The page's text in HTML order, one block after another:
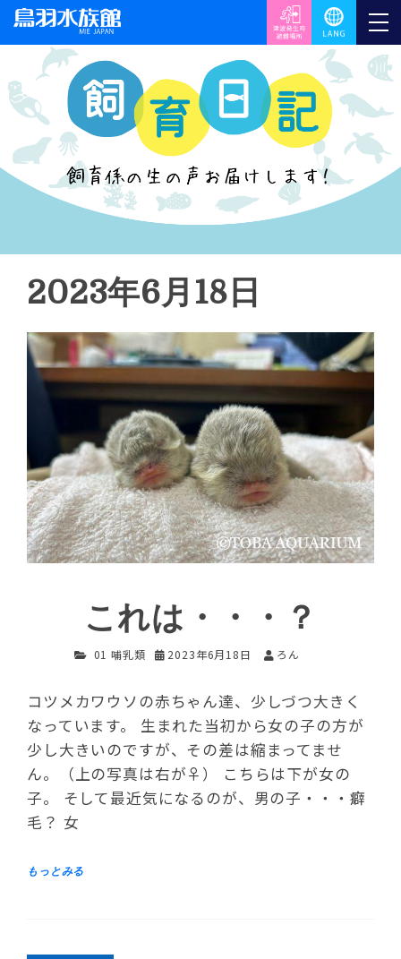
2023年6月18日
これは・・・？
01 哺乳類 2023年6月18日 ろん
コツメカワウソの赤ちゃん達、少しづつ大きく
なっています。 生まれた当初から女の子の方が
少し大きいのですが、その差は縮まってませ
ん。（上の写真は右が♀） こちらは下が女の
子。 そして最近気になるのが、男の子・・・癖
毛？ 女